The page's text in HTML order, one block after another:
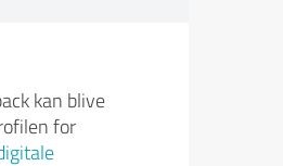
kan blive
for